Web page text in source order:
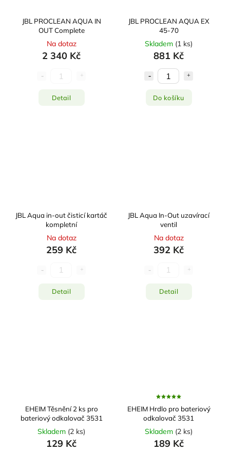
JBL PROCLEAN AQUA IN
OUT Complete
Na dotaz
2 340 Kč
Detail
JBL PROCLEAN AQUA EX
45-70
Skladem (1 ks)
881 Kč
Do košíku
JBL Aqua in-out čisticí kartáč
kompletní
Na dotaz
259 Kč
Detail
JBL Aqua In-Out uzavírací
ventil
Na dotaz
392 Kč
Detail
EHEIM Těsnění 2 ks pro
bateriový odkalovač 3531
Skladem (2 ks)
129 Kč
EHEIM Hrdlo pro bateriový
odkalovač 3531
Skladem (2 ks)
189 Kč